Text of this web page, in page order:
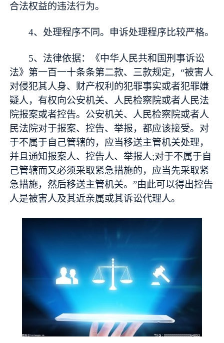
合法权益的违法行为。
4、处理程序不同。申诉处理程序比较严格。
5、法律依据：《中华人民共和国刑事诉讼
法》第一百一十条条第二款、三款规定，“被害人
对侵犯其人身、财产权利的犯罪事实或者犯罪嫌
疑人，有权向公安机关、人民检察院或者人民法
院报案或者控告。公安机关、人民检察院或者人
民法院对于报案、控告、举报，都应该接受。对
于不属于自己管辖的，应当移送主管机关处理，
并且通知报案人、控告人、举报人;对于不属于自
己管辖而又必须采取紧急措施的，应当先采取紧
急措施，然后移送主管机关。”由此可以得出控告
人是被害人及其近亲属或其诉讼代理人。